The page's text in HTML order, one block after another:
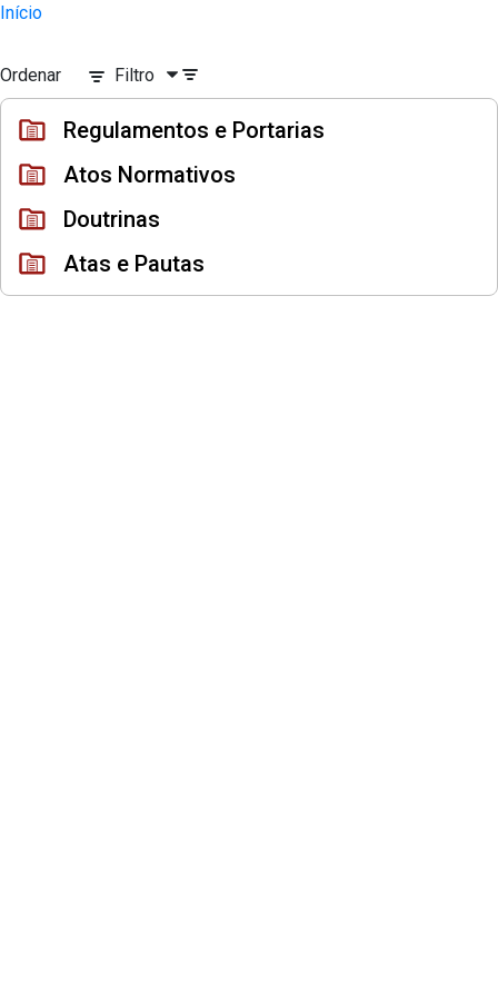
Pular para o Conteúdo principal
Instrumentos Jurídicos
Início
Ordenar Filtro
Regulamentos e Portarias
Atos Normativos
Doutrinas
Atas e Pautas